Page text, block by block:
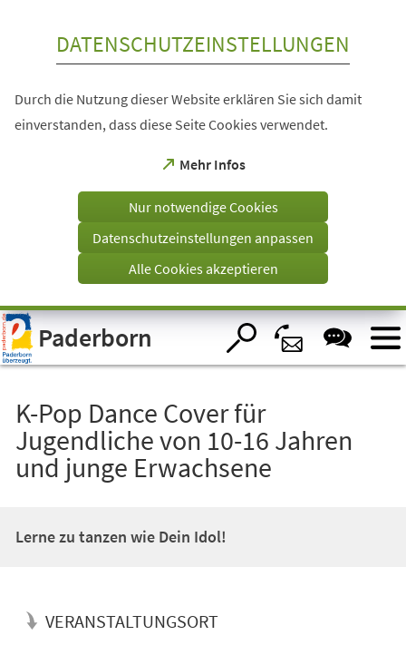
Visuelle
Assistenzsoftware
öffnen.
DATENSCHUTZEINSTELLUNGEN
Durch die Nutzung dieser Website erklären Sie sich damit
einverstanden, dass diese Seite Cookies verwendet.
Mehr Infos
(Öffnet
einem
Tab)
Nur notwendige Cookies
Datenschutzeinstellungen anpassen
Alle Cookies akzeptieren
Paderborn
K-Pop Dance Cover für
Jugendliche von 10-16 Jahren
und junge Erwachsene
Lerne zu tanzen wie Dein Idol!
VERANSTALTUNGSORT